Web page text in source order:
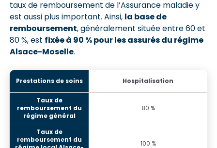
taux de remboursement de l’Assurance maladie y
est aussi plus important. Ainsi, la base de
remboursement, généralement située entre 60 et
80 %, est fixée à 90 % pour les assurés du régime
Alsace-Moselle.
Hospitalisation
80 %
100 %